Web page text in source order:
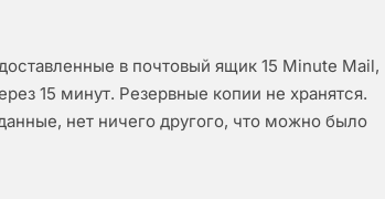
в почтовый ящик 15 Minute Mail,
15 минут. Резервные копии не хранятся.
нет ничего другого, что можно было